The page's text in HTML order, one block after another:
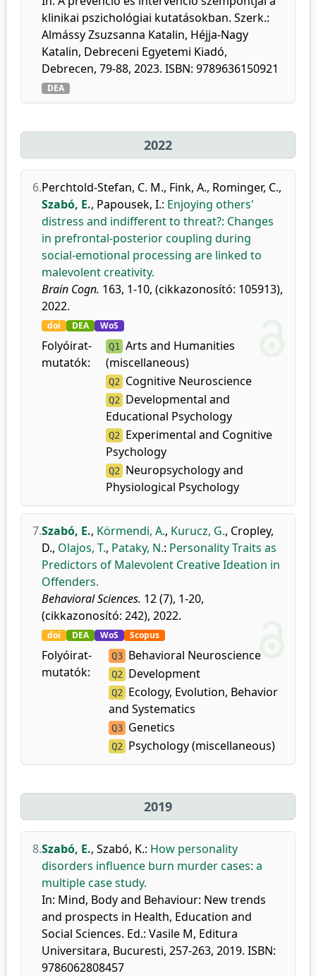
klinikai pszichológiai kutatásokban. Szerk.:
Almássy Zsuzsanna Katalin, Héjja-Nagy
Katalin, Debreceni Egyetemi Kiadó,
Debrecen, 79-88, 2023. ISBN: 9789636150921
DEA
2022
6.Perchtold-Stefan, C. M., Fink, A., Rominger, C.,
Szabó, E., Papousek, I.: Enjoying others'
distress and indifferent to threat?: Changes
in prefrontal-posterior coupling during
social-emotional processing are linked to
malevolent creativity.
Brain Cogn. 163, 1-10, (cikkazonosító: 105913),
2022.
doi DEA WoS
Folyóirat-
mutatók:
Q1 Arts and Humanities
(miscellaneous)
Q2 Cognitive Neuroscience
Q2 Developmental and
Educational Psychology
Q2 Experimental and Cognitive
Psychology
Q2 Neuropsychology and
Physiological Psychology
7.Szabó, E., Körmendi, A., Kurucz, G., Cropley,
D., Olajos, T., Pataky, N.: Personality Traits as
Predictors of Malevolent Creative Ideation in
Offenders.
Behavioral Sciences. 12 (7), 1-20,
(cikkazonosító: 242), 2022.
doi DEA WoS Scopus
Folyóirat-
mutatók:
Q3 Behavioral Neuroscience
Q2 Development
Q2 Ecology, Evolution, Behavior
and Systematics
Q3 Genetics
Q2 Psychology (miscellaneous)
2019
8.Szabó, E., Szabó, K.: How personality
disorders influence burn murder cases: a
multiple case study.
In: Mind, Body and Behaviour: New trends
and prospects in Health, Education and
Social Sciences. Ed.: Vasile M, Editura
Universitara, Bucuresti, 257-263, 2019. ISBN:
9786062808457